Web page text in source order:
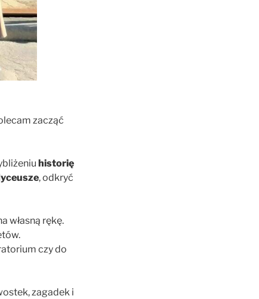
zacząć
historię
, odkryć
własną rękę.
czy do
zagadek i